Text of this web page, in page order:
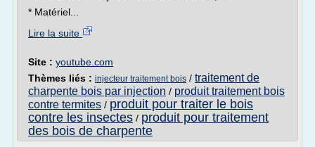
* Matériel...
Lire la suite
Site : youtube.com
Thèmes liés : injecteur traitement bois / traitement de
charpente bois par injection / produit traitement bois
contre termites / produit pour traiter le bois
contre les insectes / produit pour traitement
des bois de charpente